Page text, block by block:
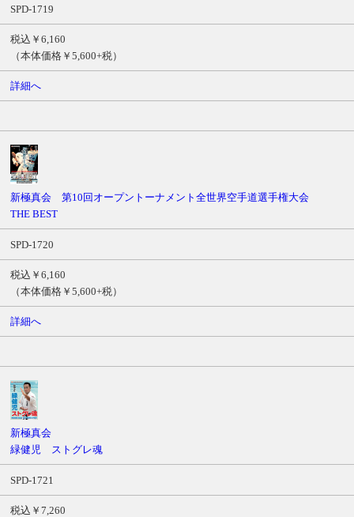
SPD-1719
税込￥6,160
（本体価格￥5,600+税）
詳細へ
新極真会 第10回オープントーナメント全世界空手道選手権大会
THE BEST
SPD-1720
税込￥6,160
（本体価格￥5,600+税）
詳細へ
新極真会
緑健児 ストグレ魂
SPD-1721
税込￥7,260